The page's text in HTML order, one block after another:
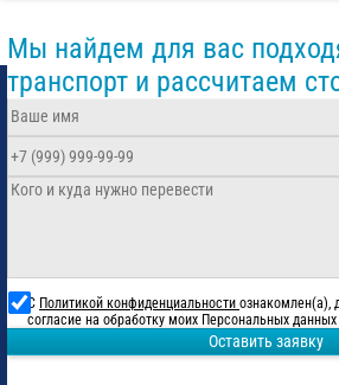
Мы найдем для вас
транспорт и рассчитаем
С Политикой конфиденциальности ознакомлен(а),
согласие на обработку моих Персональных данных
Оставить заявку